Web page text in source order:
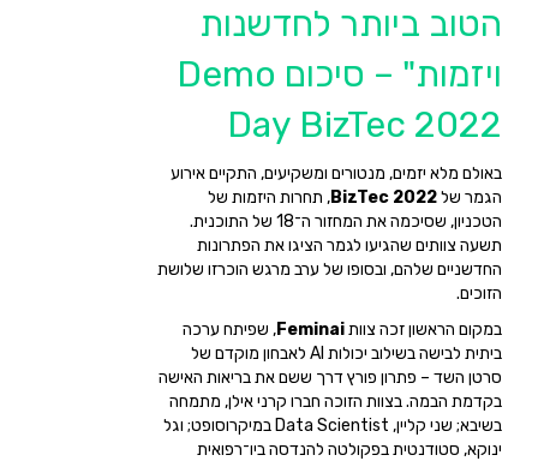
הטוב ביותר לחדשנות
ויזמות" – סיכום Demo
Day BizTec 2022
באולם מלא יזמים, מנטורים ומשקיעים, התקיים אירוע
הגמר שלBizTec 2022, תחרות היזמות של
הטכניון, שסיכמה את המחזור ה־18 של התוכנית.
תשעה צוותים שהגיעו לגמר הציגו את הפתרונות
החדשניים שלהם, ובסופו של ערב מרגש הוכרזו שלושת
הזוכים.
במקום הראשון זכה צוותFeminai, שפיתח ערכה
ביתית לבישה בשילוב יכולות AI לאבחון מוקדם של
סרטן השד – פתרון פורץ דרך ששם את בריאות האישה
בקדמת הבמה. בצוות הזוכה חברו קרני אילן, מתמחה
בשיבא; שני קליין, Data Scientist במיקרוסופט; וגל
ינוקא, סטודנטית בפקולטה להנדסה ביו־רפואית